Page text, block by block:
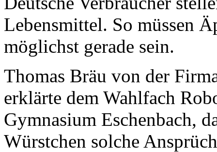
Lebensmittel. So müssen
möglichst gerade sein.
Thomas Bräu von der
erklärte dem Wahlfach
Gymnasium Eschenbach,
Würstchen solche